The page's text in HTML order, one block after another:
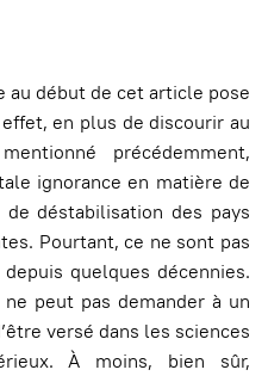
au début de cet article pose
en plus de discourir au
précédemment,
ignorance en matière de
déstabilisation des pays
Pourtant, ce ne sont pas
quelques décennies.
peut pas demander à un
versé dans les sciences
À moins, bien sûr,